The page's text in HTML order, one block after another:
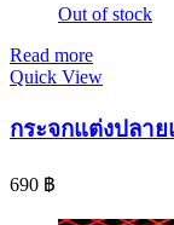
Out of stock
Read more
Quick View
กระจกแต่งปลา
690 ฿